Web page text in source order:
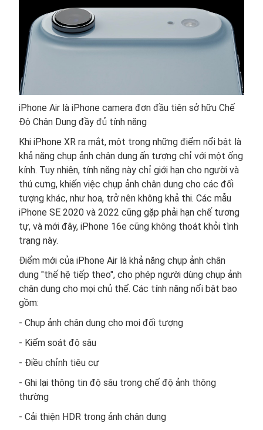
iPhone Air là iPhone camera đơn đầu tiên sở hữu Chế
Độ Chân Dung đầy đủ tính năng
Khi iPhone XR ra mắt, một trong những điểm nổi bật là
khả năng chụp ảnh chân dung ấn tượng chỉ với một ống
kính. Tuy nhiên, tính năng này chỉ giới hạn cho người và
thú cưng, khiến việc chụp ảnh chân dung cho các đối
tượng khác, như hoa, trở nên không khả thi. Các mẫu
iPhone SE 2020 và 2022 cũng gặp phải hạn chế tương
tự, và mới đây, iPhone 16e cũng không thoát khỏi tình
trạng này.
Điểm mới của iPhone Air là khả năng chụp ảnh chân
dung "thế hệ tiếp theo", cho phép người dùng chụp ảnh
chân dung cho mọi chủ thể. Các tính năng nổi bật bao
gồm:
- Chụp ảnh chân dung cho mọi đối tượng
- Kiểm soát độ sâu
- Điều chỉnh tiêu cự
- Ghi lại thông tin độ sâu trong chế độ ảnh thông
thường
- Cải thiện HDR trong ảnh chân dung